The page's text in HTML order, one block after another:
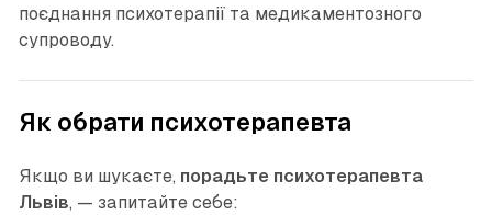
поєднання психотерапії та медикаментозного
супроводу.
Як обрати психотерапевта
Якщо ви шукаєте, порадьте психотерапевта
Львів, — запитайте себе: